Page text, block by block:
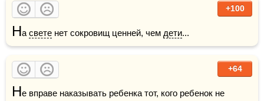
+100
На свете нет сокровищ ценней, чем дети...
+64
Н